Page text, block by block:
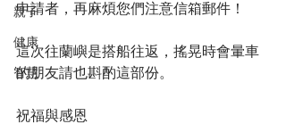
親子
健康
智慧
申請者，再麻煩您們注意信箱郵件！
這次往蘭嶼是搭船往返，搖晃時會暈車
的朋友請也斟酌這部份。
祝福與感恩